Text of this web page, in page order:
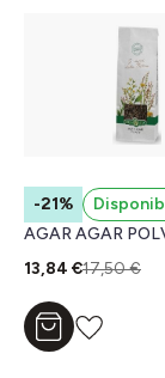
-21%
AGAR AGAR
13,84 €17,50 €
Aggiungi al